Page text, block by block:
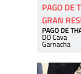
PAGO DE
GRAN
PAGO DE
DO Cava
Garnacha